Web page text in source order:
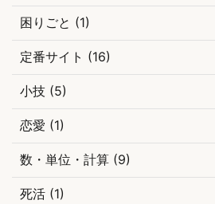
困りごと (1)
定番サイト (16)
小技 (5)
恋愛 (1)
数・単位・計算 (9)
死活 (1)